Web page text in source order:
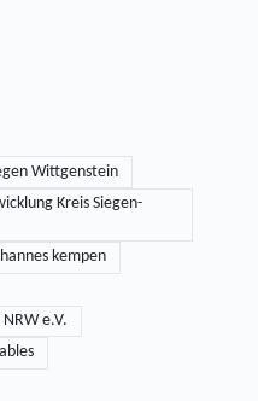
Wittgenstein
Kreis Siegen-
kempen
e.V.